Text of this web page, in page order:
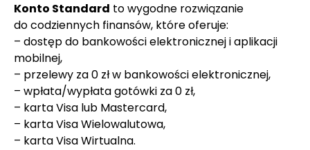
Konto Standard to wygodne rozwiązanie
do codziennych finansów, które oferuje:
– dostęp do bankowości elektronicznej i aplikacji
mobilnej,
– przelewy za 0 zł w bankowości elektronicznej,
– wpłata/wypłata gotówki za 0 zł,
– karta Visa lub Mastercard,
– karta Visa Wielowalutowa,
– karta Visa Wirtualna.